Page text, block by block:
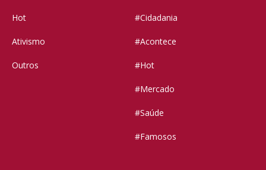
Hot
Ativismo
Outros
#Cidadania
#Acontece
#Hot
#Mercado
#Saúde
#Famosos